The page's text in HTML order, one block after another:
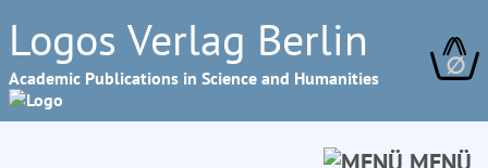
Logos Verlag Berlin
Academic Publications in Science and Humanities ∅